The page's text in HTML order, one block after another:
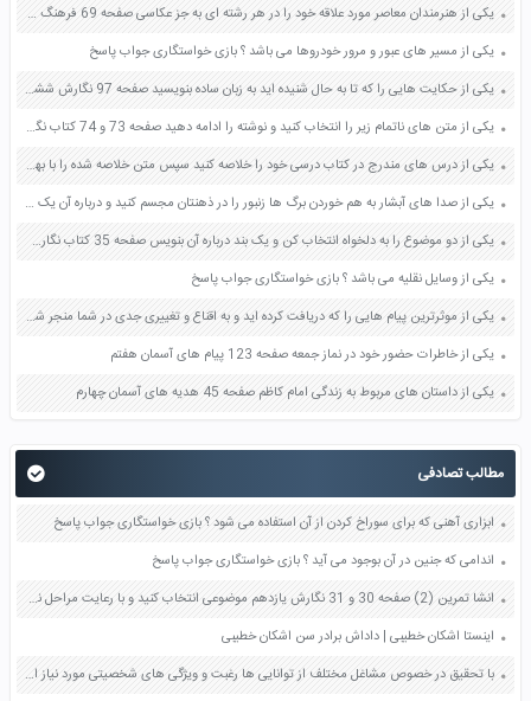
یکی از هنرمندان معاصر مورد علاقه خود را در هر رشته ای به جز عکاسی صفحه 69 فرهنگ و هنر نهم
یکی از مسیر های عبور و مرور خودروها می باشد ؟ بازی خواستگاری جواب پاسخ
یکی از حکایت هایی را که تا به حال شنیده اید به زبان ساده بنویسید صفحه 97 نگارش ششم دبستان
یکی از متن های ناتمام زیر را انتخاب کنید و نوشته را ادامه دهید صفحه 73 و 74 کتاب نگارش فارسی پنجم دبستان
یکی از درس های مندرج در کتاب درسی خود را خلاصه کنید سپس متن خلاصه شده را با بهره گیری از روش های دسته بندی نمودار جدول نقشه مفهومی نشان دهید صفحه 118 نگارش یازدهم
یکی از صدا های آبشار به هم خوردن برگ ها زنبور را در ذهنتان مجسم کنید و درباره آن یک بند بنویسید صفحه 11 نگارش پنجم
یکی از دو موضوع را به دلخواه انتخاب کن و یک بند درباره آن بنویس صفحه 35 کتاب نگارش فارسی سوم
یکی از وسایل نقلیه می باشد ؟ بازی خواستگاری جواب پاسخ
یکی از موثرترین پیام هایی را که دریافت کرده اید و به اقناع و تغییری جدی در شما منجر شده است برسی کنید و علت این تاثیر گذاری قابل توجه را بنویسید صفحه 52 تفکر و سواد رسانه ای دهم
یکی از خاطرات حضور خود در نماز جمعه صفحه 123 پیام های آسمان هفتم
یکی از داستان های مربوط به زندگی امام کاظم صفحه 45 هدیه های آسمان چهارم
مطالب تصادفی
ابزاری آهنی که برای سوراخ کردن از آن استفاده می شود ؟ بازی خواستگاری جواب پاسخ
اندامی که جنین در آن بوجود می آید ؟ بازی خواستگاری جواب پاسخ
انشا تمرین (2) صفحه 30 و 31 نگارش یازدهم موضوعی انتخاب کنید و با رعایت مراحل نوشتن متنی بنویسید
اینستا اشکان خطیبی | داداش برادر سن اشکان خطیبی
با تحقیق در خصوص مشاغل مختلف از توانایی ها رغبت و ویژگی های شخصیتی مورد نیاز انها مطلع شوید صفحه 142 کار و فناوری نهم